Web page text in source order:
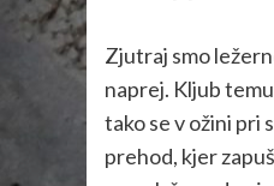
Zjutraj smo
naprej. Kljub
tako se v ožini pri
prehod, kjer